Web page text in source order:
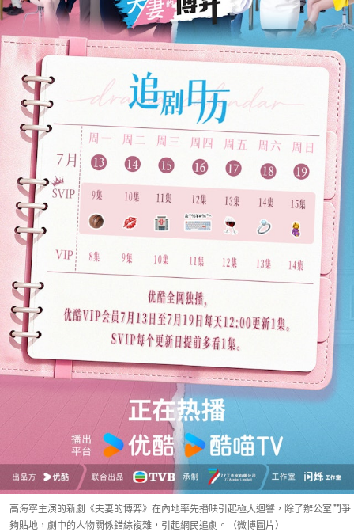
高海寧主演的新劇《夫妻的博弈》在內地率先播映引起極大迴響，除了辦公室鬥爭
夠貼地，劇中的人物關係錯綜複雜，引起網民追劇。（微博圖片）